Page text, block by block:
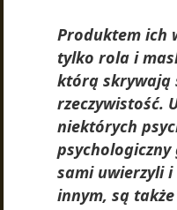
Produktem ich
tylko rola i
którą skrywają
rzeczywistość.
niektórych
sami uwierzyli
innym, są